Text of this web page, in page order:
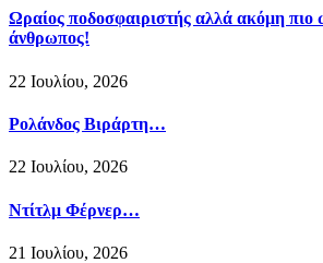
Ωραίος ποδοσφαιριστής αλλά ακόμη πιο
άνθρωπος!
22 Ιουλίου, 2026
Ρολάνδος Βιράρτη…
22 Ιουλίου, 2026
Ντίτλμ Φέρνερ…
21 Ιουλίου, 2026